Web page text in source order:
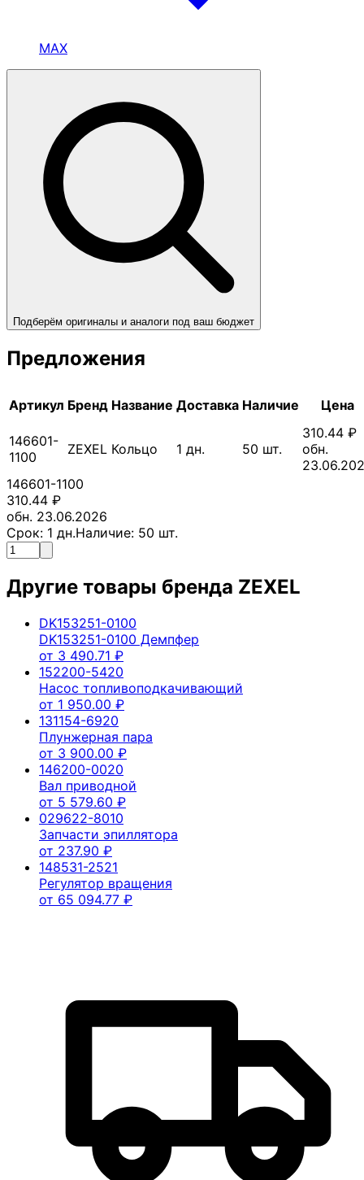
MAX
Подберём оригиналы и аналоги под ваш бюджет
Предложения
Артикул Бренд Название Доставка Наличие Цена
146601-
1100
ZEXEL Кольцо 1 дн. 50 шт.
310.44 ₽
обн.
146601-1100
310.44 ₽
обн. 23.06.2026
Срок: 1 дн.Наличие: 50 шт.
Другие товары бренда ZEXEL
DK153251-0100
DK153251-0100 Демпфер
от 3 490.71 ₽
152200-5420
Насос топливоподкачивающий
от 1 950.00 ₽
131154-6920
Плунжерная пара
от 3 900.00 ₽
146200-0020
Вал приводной
от 5 579.60 ₽
029622-8010
Запчасти эпиллятора
от 237.90 ₽
148531-2521
Регулятор вращения
от 65 094.77 ₽